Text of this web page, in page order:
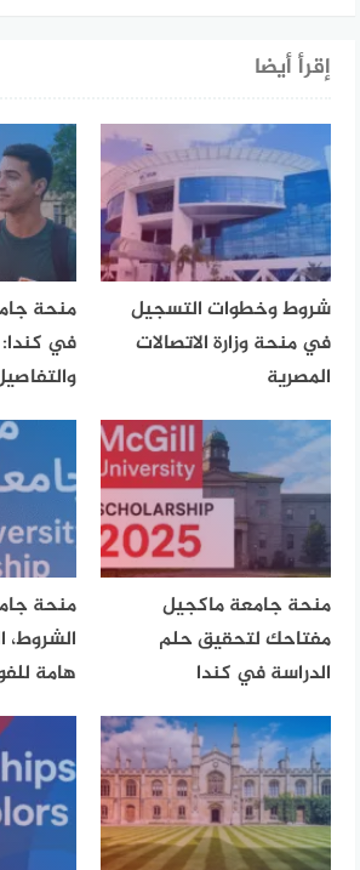
إقرأ أيضا
شروط وخطوات التسجيل
في منحة وزارة الاتصالات
المصرية
منحة
في كندا:
منحة جامعة ماكجيل
مفتاحك لتحقيق حلم
الدراسة في كندا
منحة
الشروط،
هامة